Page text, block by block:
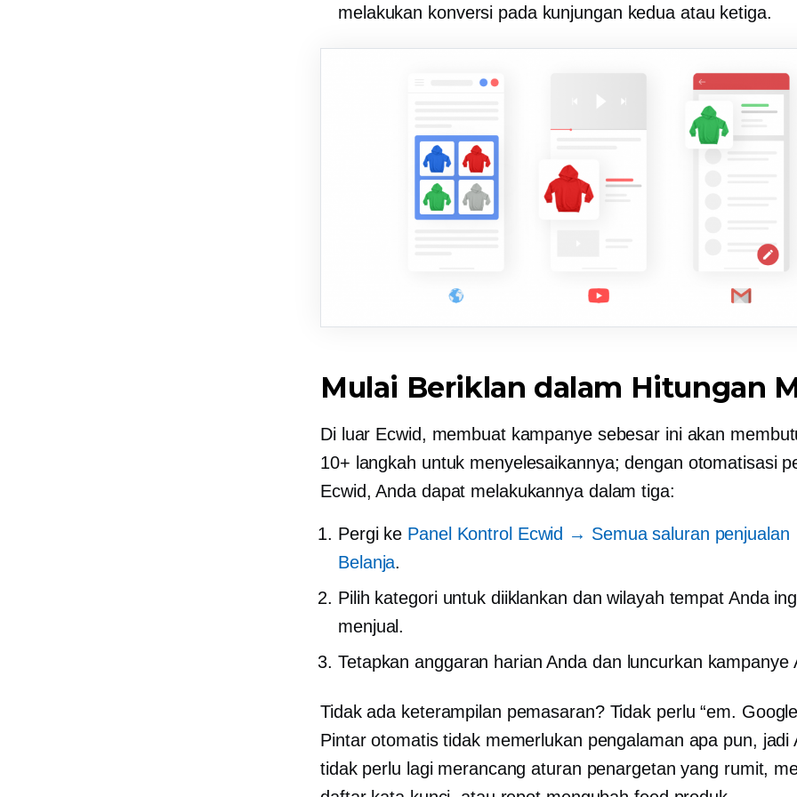
melakukan konversi pada kunjungan kedua atau ketiga.
Mulai Beriklan dalam Hitungan
Di luar Ecwid, membuat kampanye sebesar ini akan
10+ langkah untuk menyelesaikannya; dengan otomatisasi
Ecwid, Anda dapat melakukannya dalam tiga:
Pergi ke Panel Kontrol Ecwid → Semua saluran
Belanja.
Pilih kategori untuk diiklankan dan wilayah tempat Anda
menjual.
Tetapkan anggaran harian Anda dan luncurkan kampanye
Tidak ada keterampilan pemasaran? Tidak perlu “em.
Pintar otomatis tidak memerlukan pengalaman apa pun, jadi
tidak perlu lagi merancang aturan penargetan yang rumit,